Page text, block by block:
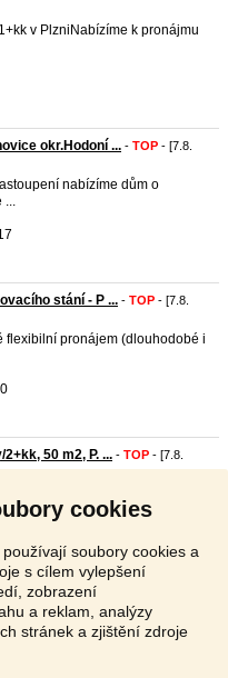
cookies
soubory cookies a
s cílem vylepšení
zobrazení
a reklam, analýzy
stránek a zjištění zdroje
v PlzniNabízíme k pronájmu
okr.Hodoní ... - TOP - [7.8.
nabízíme dům o
...
stání - P ... - TOP - [7.8.
flexibilní pronájem (dlouhodobé i
50 m2, P. ... - TOP - [7.8.
3 Další